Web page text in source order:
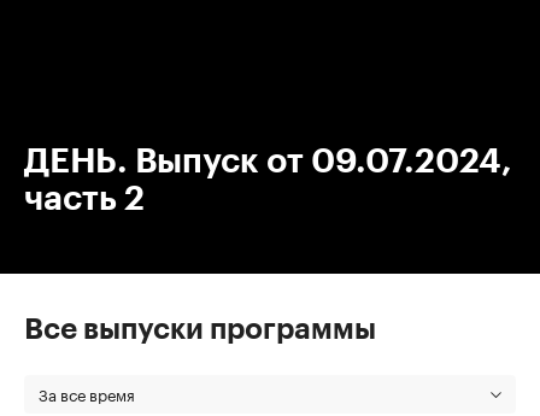
ДЕНЬ. Выпуск от 09.07.2024,
часть 2
Все выпуски программы
За все время